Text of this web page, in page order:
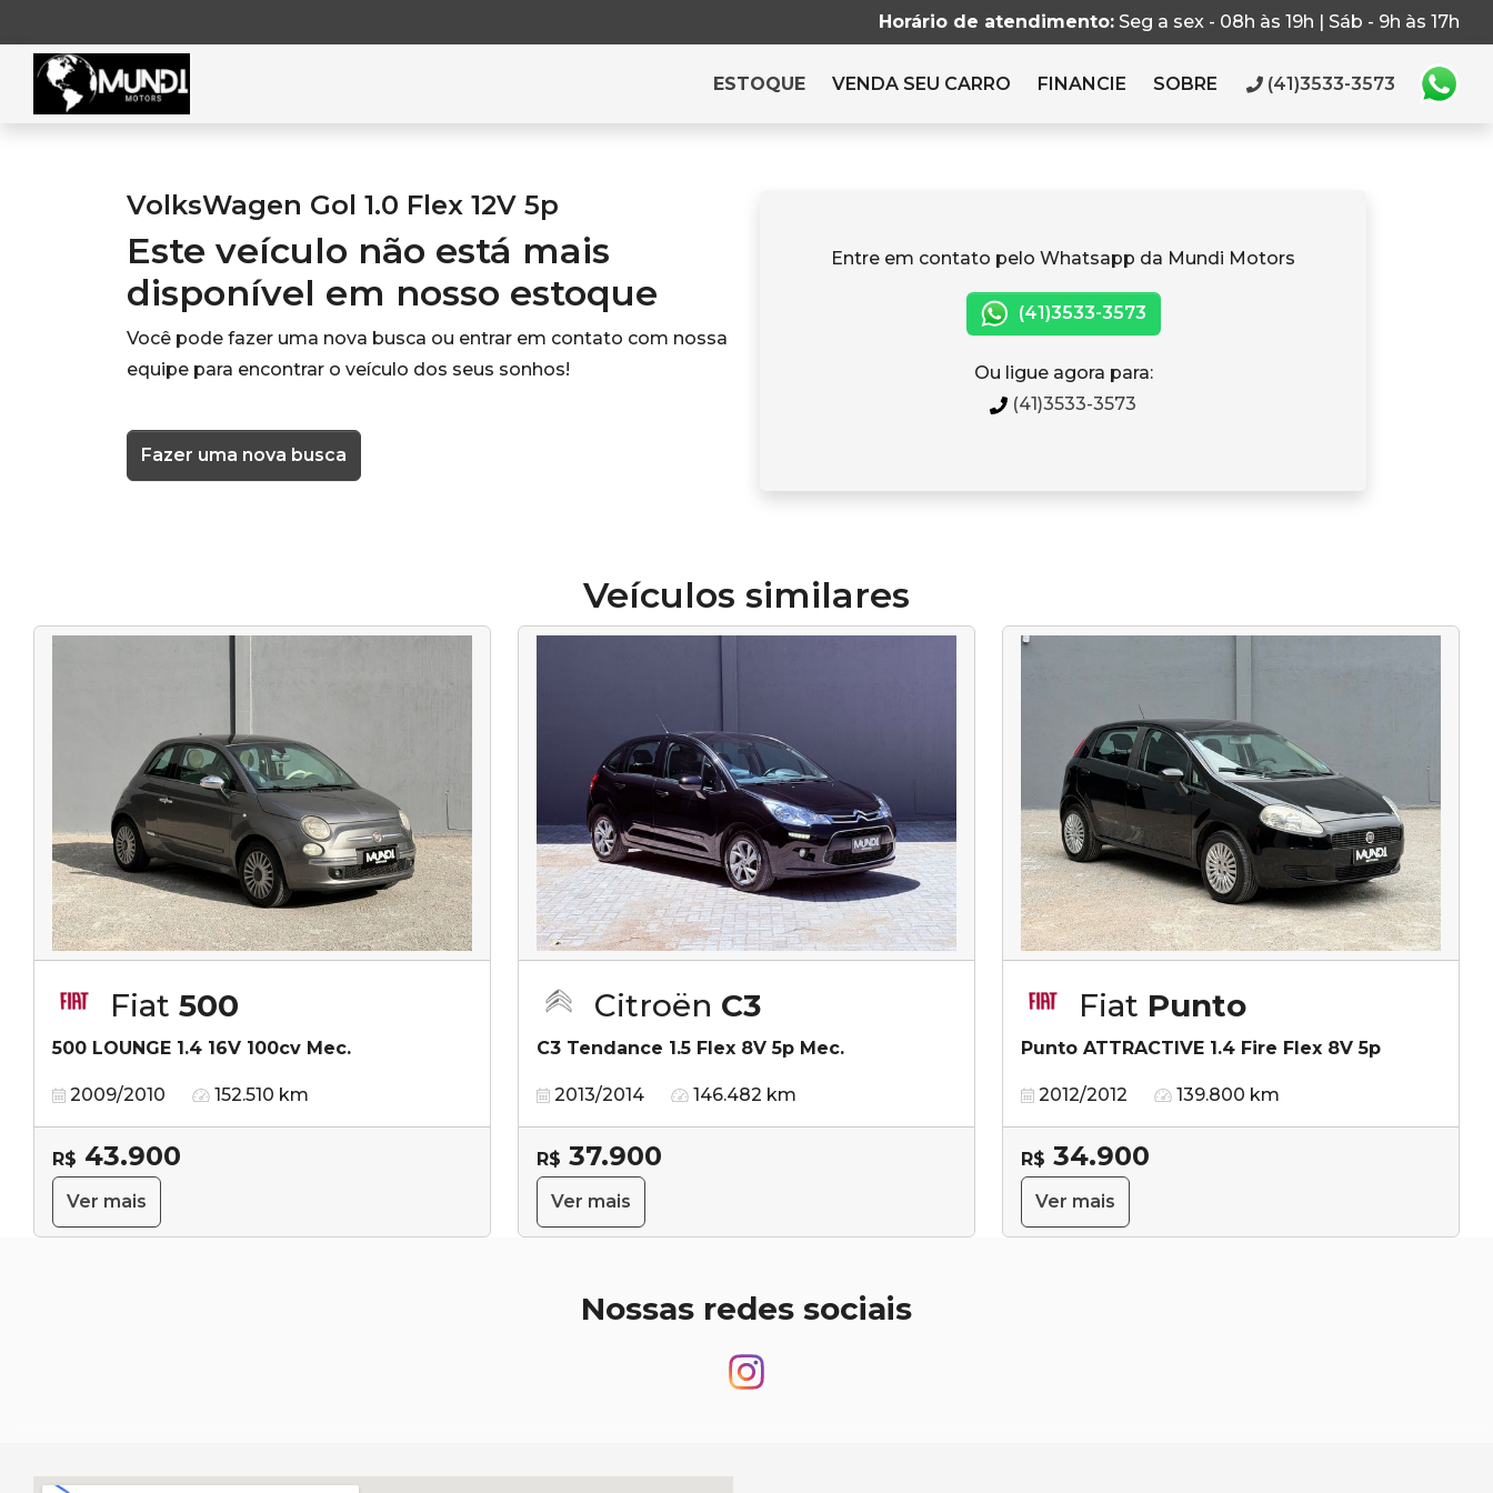
Horário de atendimento: Seg a sex - 08h às 19h | Sáb - 9h às 17h
ESTOQUE VENDA SEU CARRO FINANCIE SOBRE (41)3533-3573
VolksWagen Gol 1.0 Flex 12V 5p
Este veículo não está mais
disponível em nosso estoque
Você pode fazer uma nova busca ou entrar em contato com nossa
equipe para encontrar o veículo dos seus sonhos!
Fazer uma nova busca
Entre em contato pelo Whatsapp da Mundi Motors
(41)3533-3573
Ou ligue agora para:
(41)3533-3573
Veículos similares
Fiat 500
500 LOUNGE 1.4 16V 100cv Mec.
2009/2010 152.510 km
R$ 43.900
Ver mais
Citroën C3
C3 Tendance 1.5 Flex 8V 5p Mec.
2013/2014 146.482 km
R$ 37.900
Ver mais
Fiat Punto
Punto ATTRACTIVE 1.4 Fire Flex 8V 5p
2012/2012 139.800 km
R$ 34.900
Ver mais
Nossas redes sociais